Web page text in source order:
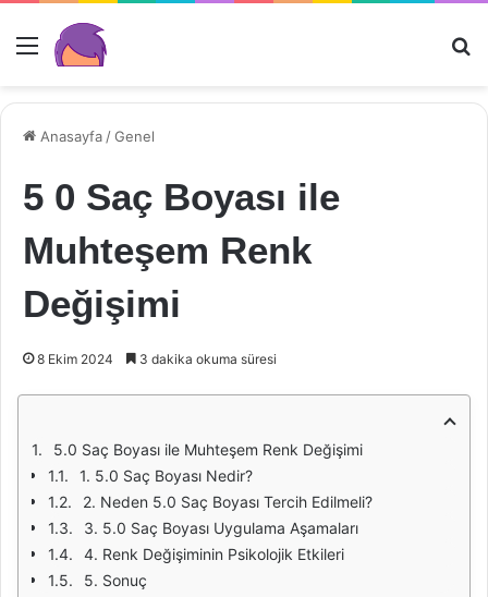
Menü
Anasayfa /Genel
5 0 Saç Boyası ile
Muhteşem Renk
Değişimi
8 Ekim 2024 3 dakika okuma süresi
5.0 Saç Boyası ile Muhteşem Renk Değişimi
1. 5.0 Saç Boyası Nedir?
2. Neden 5.0 Saç Boyası Tercih Edilmeli?
3. 5.0 Saç Boyası Uygulama Aşamaları
4. Renk Değişiminin Psikolojik Etkileri
5. Sonuç